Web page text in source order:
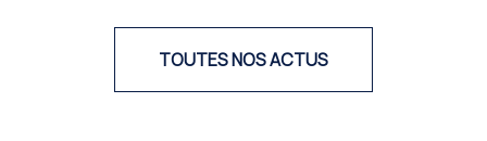
TOUTES NOS ACTUS